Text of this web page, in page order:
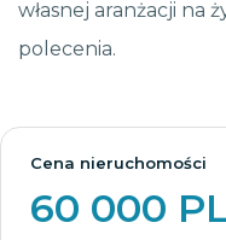
własnej aranżacji na
polecenia.
Cena nieruchomości
60 000